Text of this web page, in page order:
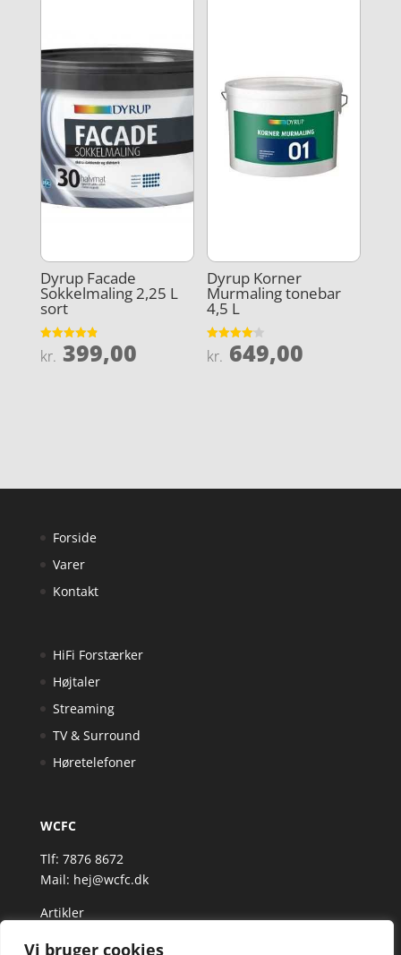
Vi bruger cookies
Dyrup Facade
Sokkelmaling 2,25 L
sort
Vurderet
4.9
kr. 399,00
Dyrup Korner
Murmaling tonebar
4,5 L
Vurderet
4.1
kr. 649,00
Forside
Varer
Kontakt
HiFi Forstærker
Højtaler
Streaming
TV & Surround
Høretelefoner
WCFC
Tlf: 7876 8672
Mail: hej@wcfc.dk
Artikler